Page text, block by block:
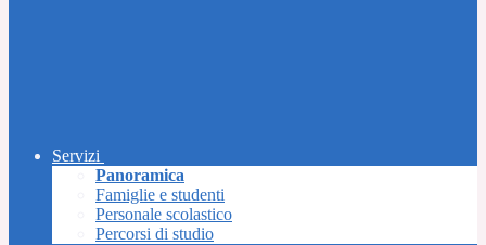
Servizi
Panoramica
Famiglie e studenti
Personale scolastico
Percorsi di studio